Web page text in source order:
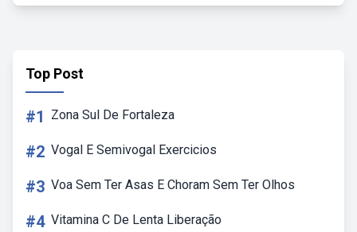
Top Post
#1 Zona Sul De Fortaleza
#2 Vogal E Semivogal Exercicios
#3 Voa Sem Ter Asas E Choram Sem Ter Olhos
#4 Vitamina C De Lenta Liberação